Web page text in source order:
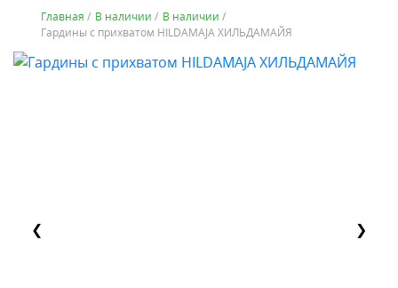
Главная / В наличии / В наличии /
Гардины с прихватом HILDAMAJA ХИЛЬДАМАЙЯ
❮ ❯